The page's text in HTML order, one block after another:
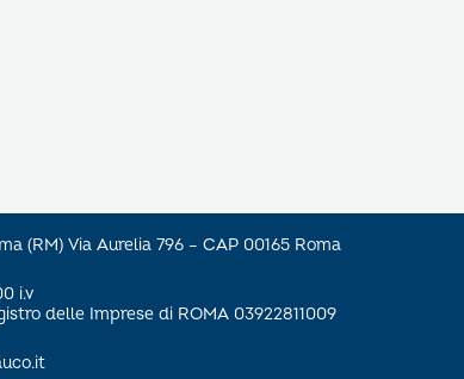
(RM) Via Aurelia 796 – CAP 00165 Roma
i.v
delle Imprese di ROMA 03922811009